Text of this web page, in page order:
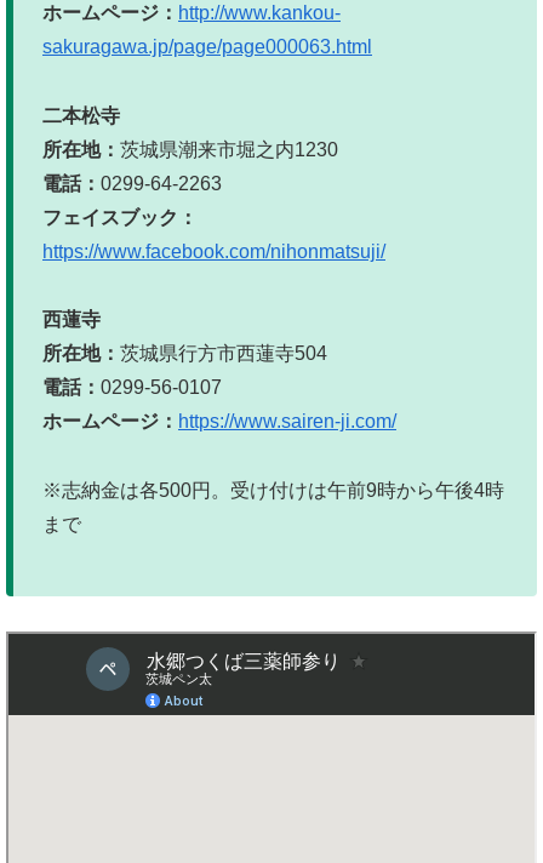
ホームページ： http://www.kankou-
sakuragawa.jp/page/page000063.html
二本松寺
所在地： 茨城県潮来市堀之内1230
電話： 0299-64-2263
フェイスブック：
https://www.facebook.com/nihonmatsuji/
西蓮寺
所在地： 茨城県行方市西蓮寺504
電話： 0299-56-0107
ホームページ： https://www.sairen-ji.com/
※志納金は各500円。受け付けは午前9時から午後4時
まで